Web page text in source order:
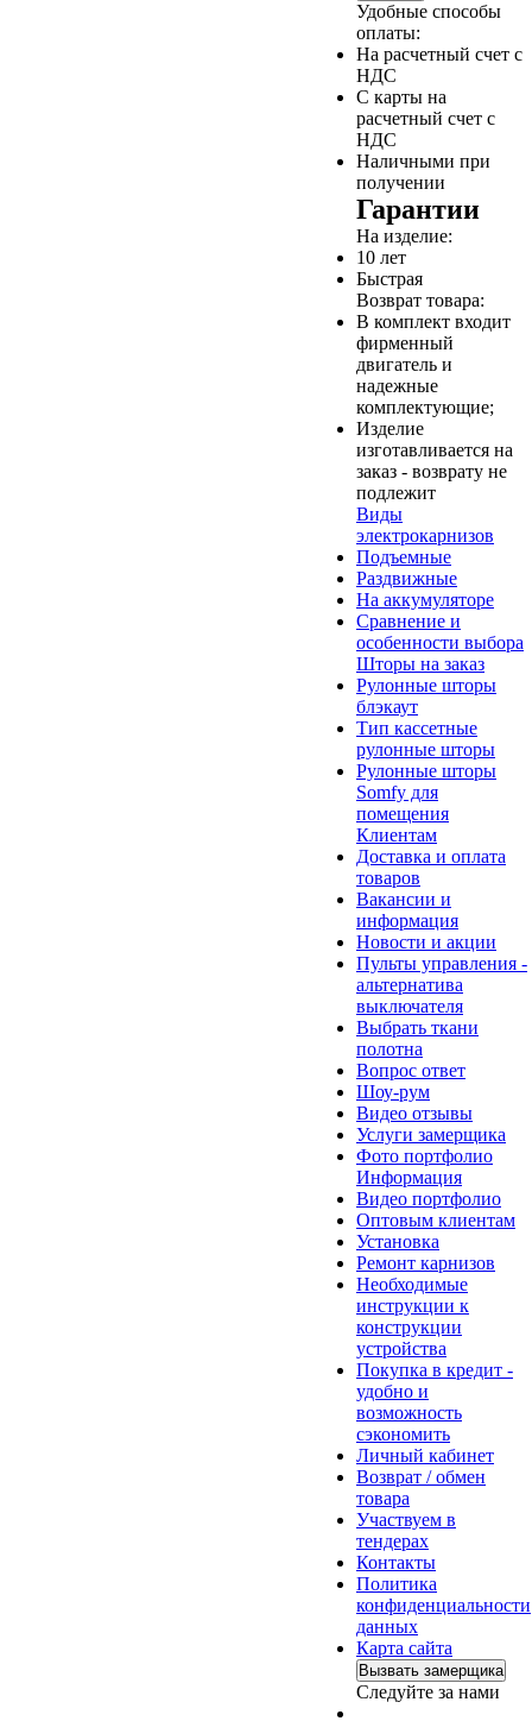
Удобные способы
оплаты:
На расчетный счет с
НДС
С карты на
расчетный счет с
НДС
Наличными при
получении
Гарантии
На изделие:
10 лет
Быстрая
Возврат товара:
В комплект входит
фирменный
двигатель и
надежные
комплектующие;
Изделие
изготавливается на
заказ - возврату не
подлежит
Виды
электрокарнизов
Подъемные
Раздвижные
На аккумуляторе
Сравнение и
особенности выбора
Шторы на заказ
Рулонные шторы
блэкаут
Тип кассетные
рулонные шторы
Рулонные шторы
Somfy для
помещения
Клиентам
Доставка и оплата
товаров
Вакансии и
информация
Новости и акции
Пульты управления -
альтернатива
выключателя
Выбрать ткани
полотна
Вопрос ответ
Шоу-рум
Видео отзывы
Услуги замерщика
Фото портфолио
Информация
Видео портфолио
Оптовым клиентам
Установка
Ремонт карнизов
Необходимые
инструкции к
конструкции
устройства
Покупка в кредит -
удобно и
возможность
сэкономить
Личный кабинет
Возврат / обмен
товара
Участвуем в
тендерах
Контакты
Политика
конфиденциальности
данных
Карта сайта
Вызвать замерщика
Следуйте за нами